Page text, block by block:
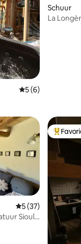
Gemiddelde
5 (6)
Schuur
La
Gemiddelde
5 (37)
Sioule